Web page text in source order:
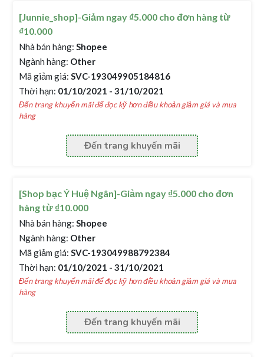
[Junnie_shop]-Giảm ngay ₫5.000 cho đơn hàng từ
₫10.000
Nhà bán hàng: Shopee
Ngành hàng: Other
Mã giảm giá: SVC-193049905184816
Thời hạn: 01/10/2021 - 31/10/2021
Đến trang khuyến mãi để đọc kỹ hơn điều khoản giảm giá và mua
hàng
Đến trang khuyến mãi
[Shop bạc Ý Huệ Ngân]-Giảm ngay ₫5.000 cho đơn
hàng từ ₫10.000
Nhà bán hàng: Shopee
Ngành hàng: Other
Mã giảm giá: SVC-193049988792384
Thời hạn: 01/10/2021 - 31/10/2021
Đến trang khuyến mãi để đọc kỹ hơn điều khoản giảm giá và mua
hàng
Đến trang khuyến mãi